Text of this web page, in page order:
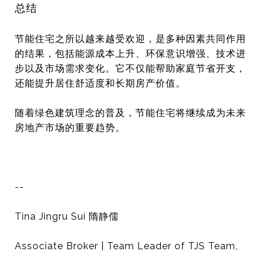
总结
节能住宅之所以越来越受欢迎，是多种因素共同作用
的结果，包括能源成本上升、环保意识增强、技术进
步以及市场需求变化。它不仅能帮助家庭节省开支，
还能提升居住舒适度和长期房产价值。
随着绿色建筑理念的普及，节能住宅将继续成为未来
房地产市场的重要趋势。
--
Tina Jingru Sui 隋静儒
Associate Broker | Team Leader of TJS Team,